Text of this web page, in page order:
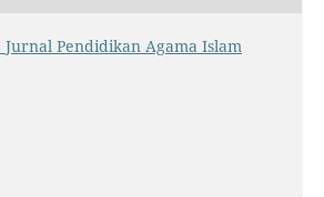
Jurnal Pendidikan Agama Islam